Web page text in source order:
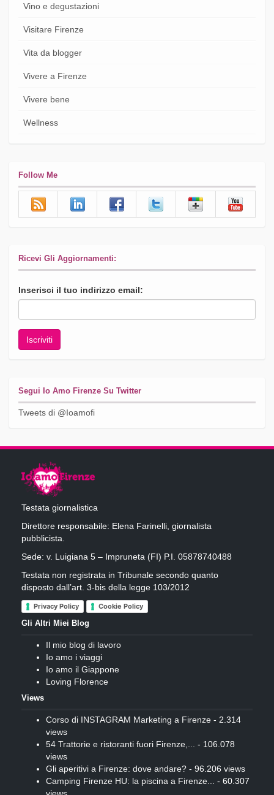
Vino e degustazioni
Visitare Firenze
Vita da blogger
Vivere a Firenze
Vivere bene
Wellness
Follow Me
Ricevi Gli Aggiornamenti:
Inserisci il tuo indirizzo email:
Segui Io Amo Firenze Su Twitter
Tweets di @Ioamofi
Testata giornalistica
Direttore responsabile: Elena Farinelli, giornalista
pubblicista.
Sede: v. Luigiana 5 – Impruneta (FI) P.I. 05878740488
Testata non registrata in Tribunale secondo quanto
disposto dall’art. 3-bis della legge 103/2012
Privacy Policy Cookie Policy
Gli Altri Miei Blog
Il mio blog di lavoro
Io amo i viaggi
Io amo il Giappone
Loving Florence
Views
Corso di INSTAGRAM Marketing a Firenze - 2.314
views
54 Trattorie e ristoranti fuori Firenze,...
- 106.078
views
Gli aperitivi a Firenze: dove andare? - 96.206 views
Camping Firenze HU: la piscina a Firenze...
- 60.307
views